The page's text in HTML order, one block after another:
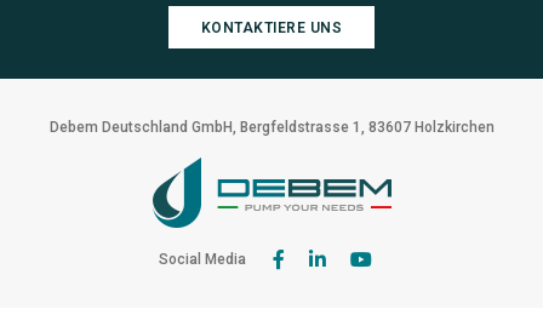
KONTAKTIERE UNS
Debem Deutschland GmbH, Bergfeldstrasse 1, 83607 Holzkirchen
Social Media